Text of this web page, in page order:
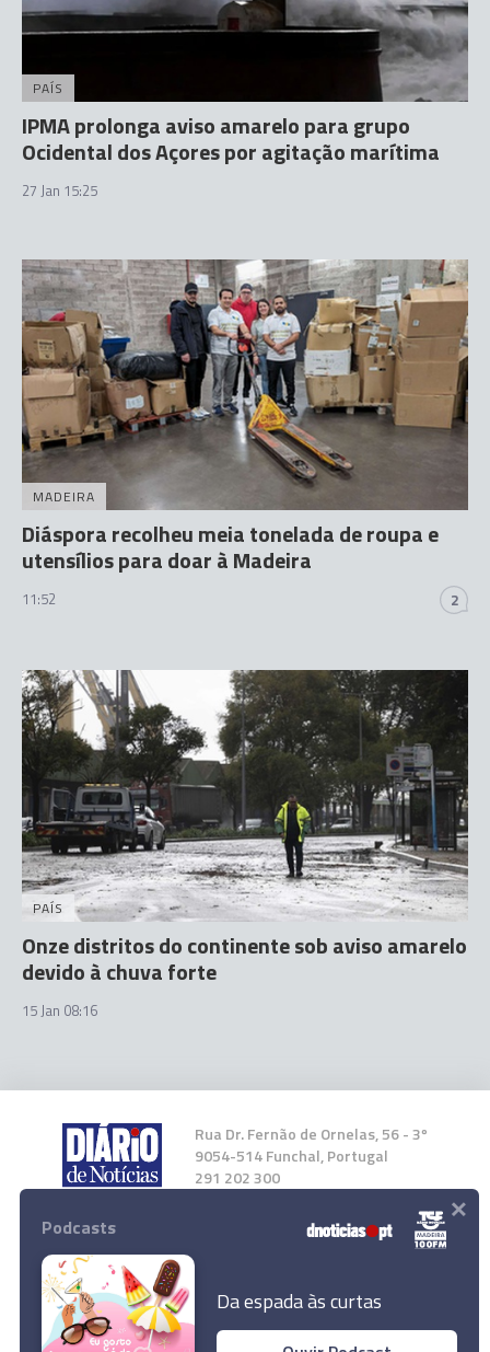
PAÍS
IPMA prolonga aviso amarelo para grupo
Ocidental dos Açores por agitação marítima
27 Jan 15:25
MADEIRA
Diáspora recolheu meia tonelada de roupa e
utensílios para doar à Madeira
11:52 2
PAÍS
Onze distritos do continente sob aviso amarelo
devido à chuva forte
15 Jan 08:16
Rua Dr. Fernão de Ornelas, 56 - 3º
9054-514 Funchal, Portugal
291 202 300
Instale a nossa App
Podcasts
Da espada às curtas
×